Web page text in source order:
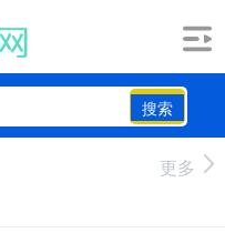
搜索
更多